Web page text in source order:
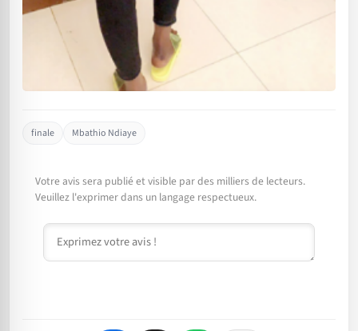
finale Mbathio Ndiaye
Votre avis sera publié et visible par des milliers de lecteurs.
Veuillez l'exprimer dans un langage respectueux.
Commentaire